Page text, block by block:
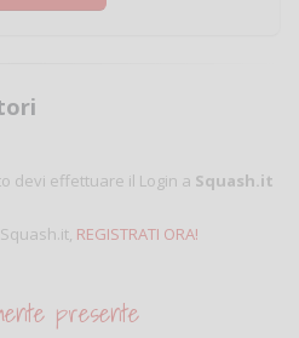
devi effettuare il Login a Squash.it
REGISTRATI ORA!
presente